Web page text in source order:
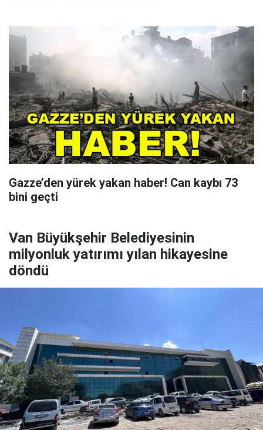
Gazze’den yürek yakan haber! Can kaybı 73
bini geçti
Van Büyükşehir Belediyesinin
milyonluk yatırımı yılan hikayesine
döndü